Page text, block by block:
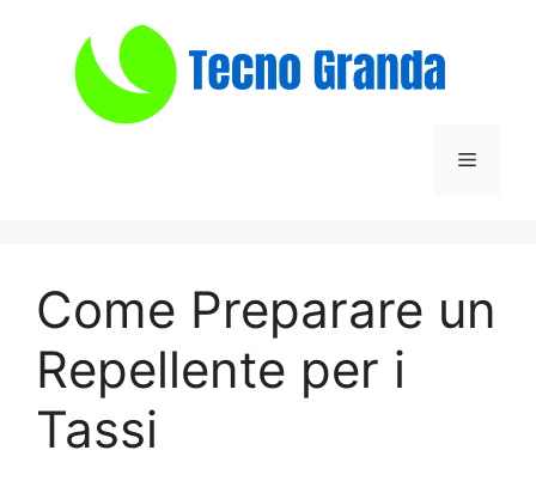
contenuto
Menu
Come Preparare un
Repellente per i
Tassi